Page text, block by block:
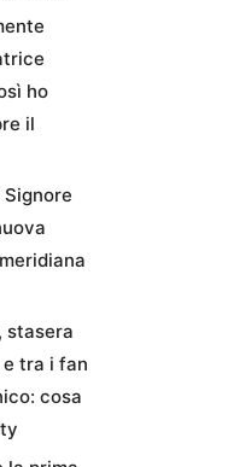
ho
il
stasera
tra i fan
cosa